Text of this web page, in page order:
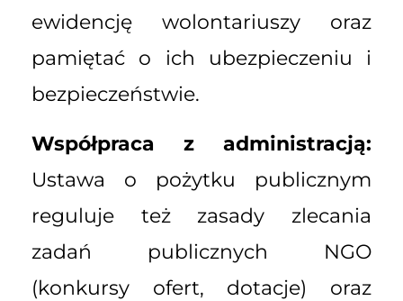
ewidencję wolontariuszy oraz
pamiętać o ich ubezpieczeniu i
bezpieczeństwie.
Współpraca z administracją:
Ustawa o pożytku publicznym
reguluje też zasady zlecania
zadań publicznych NGO
(konkursy ofert, dotacje) oraz